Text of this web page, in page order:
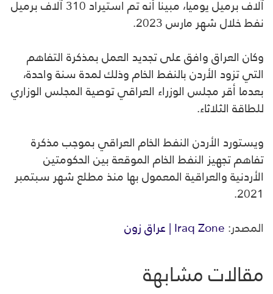
آلاف برميل يوميا، مبينا أنه تم استيراد 310 آلاف برميل
نفط خلال شهر مارس 2023.
وكان العراق وافق على تجديد العمل بمذكرة التفاهم
التي تزود الأردن بالنفط الخام وذلك لمدة سنة واحدة،
بعدما أقر مجلس الوزراء العراقي توصية المجلس الوزاري
للطاقة الثلاثاء.
ويستورد الأردن النفط الخام العراقي بموجب مذكرة
تفاهم تجهيز النفط الخام الموقعة بين الحكومتين
الأردنية والعراقية المعمول بها منذ مطلع شهر سبتمبر
2021.
المصدر:Iraq Zone | عراق زون
مقالات مشابهة